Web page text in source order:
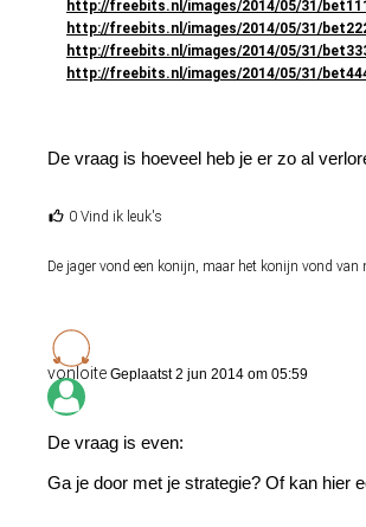
http://freebits.nl/images/2014/05/31/
http://freebits.nl/images/2014/05/31/
http://freebits.nl/images/2014/05/31/
http://freebits.nl/images/2014/05/31/
De vraag is hoeveel heb je er zo al
0 Vind ik leuk's
De jager vond een konijn, maar het konijn vond van
vonloite Geplaatst 2 jun 2014 om 05:59
De vraag is even:
Ga je door met je strategie? Of kan hier